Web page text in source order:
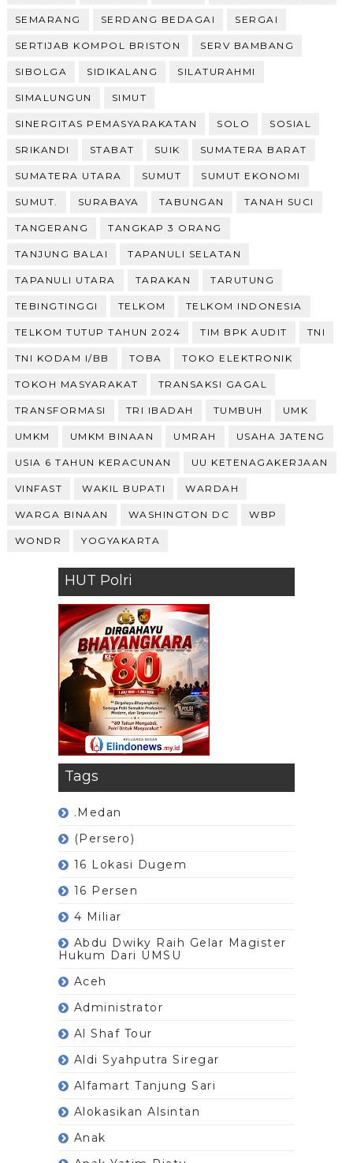
SEMARANG SERDANG BEDAGAI SERGAI
SERTIJAB KOMPOL BRISTON SERV BAMBANG
SIBOLGA SIDIKALANG SILATURAHMI
SIMALUNGUN SIMUT
SINERGITAS PEMASYARAKATAN SOLO SOSIAL
SRIKANDI STABAT SUIK SUMATERA BARAT
SUMATERA UTARA SUMUT SUMUT EKONOMI
SUMUT. SURABAYA TABUNGAN TANAH SUCI
TANGERANG TANGKAP 3 ORANG
TANJUNG BALAI TAPANULI SELATAN
TAPANULI UTARA TARAKAN TARUTUNG
TEBINGTINGGI TELKOM TELKOM INDONESIA
TELKOM TUTUP TAHUN 2024 TIM BPK AUDIT TNI
TNI KODAM I/BB TOBA TOKO ELEKTRONIK
TOKOH MASYARAKAT TRANSAKSI GAGAL
TRANSFORMASI TRI IBADAH TUMBUH UMK
UMKM UMKM BINAAN UMRAH USAHA JATENG
USIA 6 TAHUN KERACUNAN UU KETENAGAKERJAAN
VINFAST WAKIL BUPATI WARDAH
WARGA BINAAN WASHINGTON DC WBP
WONDR YOGYAKARTA
HUT Polri
Tags
.Medan
(Persero)
16 Lokasi Dugem
16 Persen
4 Miliar
Abdu Dwiky Raih Gelar Magister
Hukum Dari UMSU
Aceh
Administrator
Al Shaf Tour
Aldi Syahputra Siregar
Alfamart Tanjung Sari
Alokasikan Alsintan
Anak